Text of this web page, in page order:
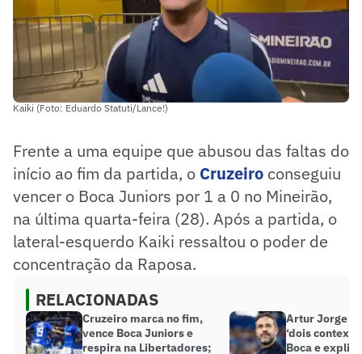
Kaiki (Foto: Eduardo Statuti/Lance!)
Frente a uma equipe que abusou das faltas do
início ao fim da partida, o Cruzeiro conseguiu
vencer o Boca Juniors por 1 a 0 no Mineirão,
na última quarta-feira (28). Após a partida, o
lateral-esquerdo Kaiki ressaltou o poder de
concentração da Raposa.
RELACIONADAS
Cruzeiro marca no fim,
vence Boca Juniors e
respira na Libertadores;
Artur Jorge
‘dois
Boca e